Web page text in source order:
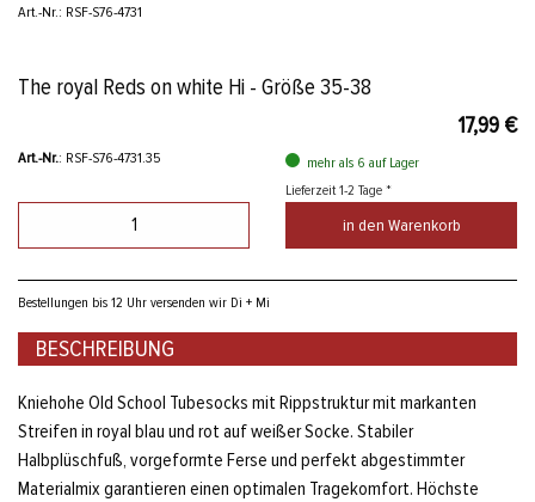
Art.-Nr.: RSF-S76-4731
The royal Reds on white Hi - Größe 35-38
17,99 €
Art.-Nr.: RSF-S76-4731.35
mehr als 6 auf Lager
Lieferzeit 1-2 Tage *
in den Warenkorb
Bestellungen bis 12 Uhr versenden wir Di + Mi
BESCHREIBUNG
Kniehohe Old School Tubesocks mit Rippstruktur mit markanten
Streifen in royal blau und rot auf weißer Socke. Stabiler
Halbplüschfuß, vorgeformte Ferse und perfekt abgestimmter
Materialmix garantieren einen optimalen Tragekomfort. Höchste